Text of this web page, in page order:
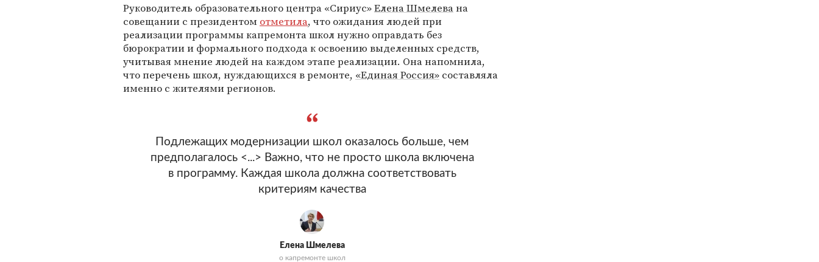
Руководитель образовательного центра «Сириус»Елена Шмелевана
совещании с президентом отметила, что ожидания людей при
реализации программы капремонта школ нужно оправдать без
бюрократии и формального подхода к освоению выделенных средств,
учитывая мнение людей на каждом этапе реализации. Она напомнила,
что перечень школ, нуждающихся в ремонте, «Единая Россия» составляла
именно с жителями регионов.
Подлежащих модернизации школ оказалось больше, чем
предполагалось <...> Важно, что не просто школа включена
в программу. Каждая школа должна соответствовать
критериям качества
Елена Шмелева
о капремонте школ